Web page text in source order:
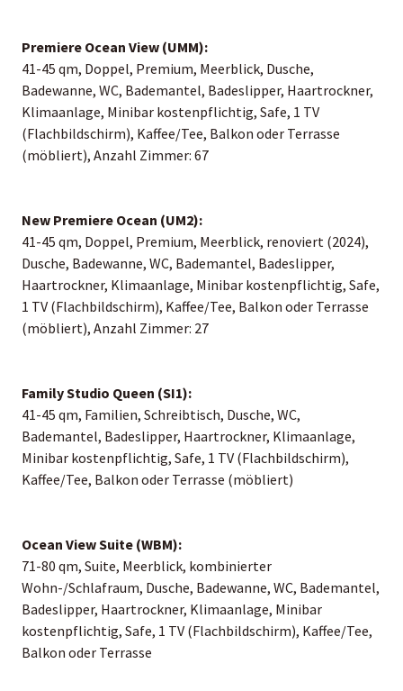
Premiere Ocean View (UMM):
41-45 qm, Doppel, Premium, Meerblick, Dusche,
Badewanne, WC, Bademantel, Badeslipper, Haartrockner,
Klimaanlage, Minibar kostenpflichtig, Safe, 1 TV
(Flachbildschirm), Kaffee/Tee, Balkon oder Terrasse
(möbliert), Anzahl Zimmer: 67
New Premiere Ocean (UM2):
41-45 qm, Doppel, Premium, Meerblick, renoviert (2024),
Dusche, Badewanne, WC, Bademantel, Badeslipper,
Haartrockner, Klimaanlage, Minibar kostenpflichtig, Safe,
1 TV (Flachbildschirm), Kaffee/Tee, Balkon oder Terrasse
(möbliert), Anzahl Zimmer: 27
Family Studio Queen (SI1):
41-45 qm, Familien, Schreibtisch, Dusche, WC,
Bademantel, Badeslipper, Haartrockner, Klimaanlage,
Minibar kostenpflichtig, Safe, 1 TV (Flachbildschirm),
Kaffee/Tee, Balkon oder Terrasse (möbliert)
Ocean View Suite (WBM):
71-80 qm, Suite, Meerblick, kombinierter
Wohn-/Schlafraum, Dusche, Badewanne, WC, Bademantel,
Badeslipper, Haartrockner, Klimaanlage, Minibar
kostenpflichtig, Safe, 1 TV (Flachbildschirm), Kaffee/Tee,
Balkon oder Terrasse